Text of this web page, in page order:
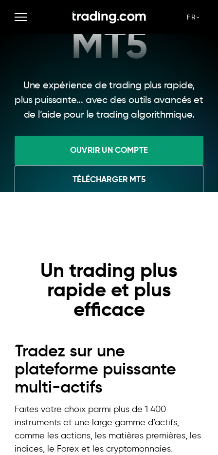
FR
MT5
Une expérience de trading plus rapide,
plus puissante... avec des outils avancés et
de l’aide pour le trading algorithmique.
OUVRIR UN COMPTE
TÉLÉCHARGER MT5
Un trading plus
rapide et plus
efficace
Tradez sur une
plateforme puissante
multi-actifs
Faites votre choix parmi plus de 1 400
instruments et une large gamme d’actifs,
comme les actions, les matières premières, les
indices, le Forex et les cryptomonnaies.